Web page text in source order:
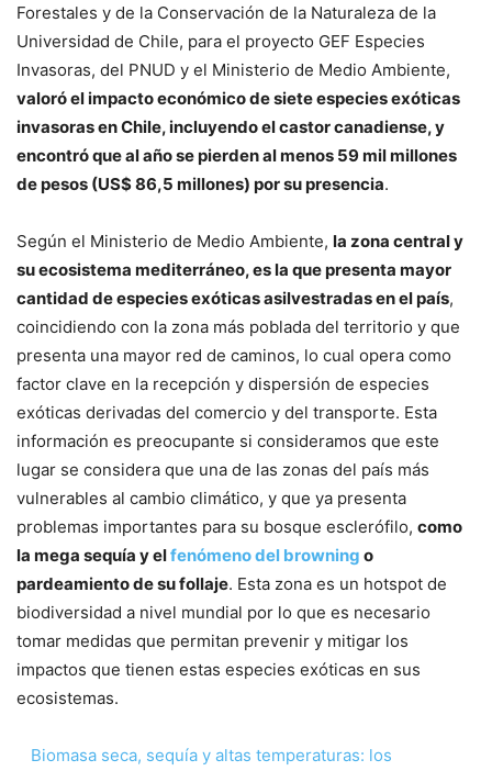
Forestales y de la Conservación de la Naturaleza de la
Universidad de Chile, para el proyecto GEF Especies
Invasoras, del PNUD y el Ministerio de Medio Ambiente,
valoró el impacto económico de siete especies exóticas
invasoras en Chile, incluyendo el castor canadiense, y
encontró que al año se pierden al menos 59 mil millones
de pesos (US$ 86,5 millones) por su presencia.
Según el Ministerio de Medio Ambiente, la zona central y
su ecosistema mediterráneo, es la que presenta mayor
cantidad de especies exóticas asilvestradas en el país,
coincidiendo con la zona más poblada del territorio y que
presenta una mayor red de caminos, lo cual opera como
factor clave en la recepción y dispersión de especies
exóticas derivadas del comercio y del transporte. Esta
información es preocupante si consideramos que este
lugar se considera que una de las zonas del país más
vulnerables al cambio climático, y que ya presenta
problemas importantes para su bosque esclerófilo, como
la mega sequía y elfenómeno del browning o
pardeamiento de su follaje. Esta zona es un hotspot de
biodiversidad a nivel mundial por lo que es necesario
tomar medidas que permitan prevenir y mitigar los
impactos que tienen estas especies exóticas en sus
ecosistemas.
Biomasa seca, sequía y altas temperaturas: los